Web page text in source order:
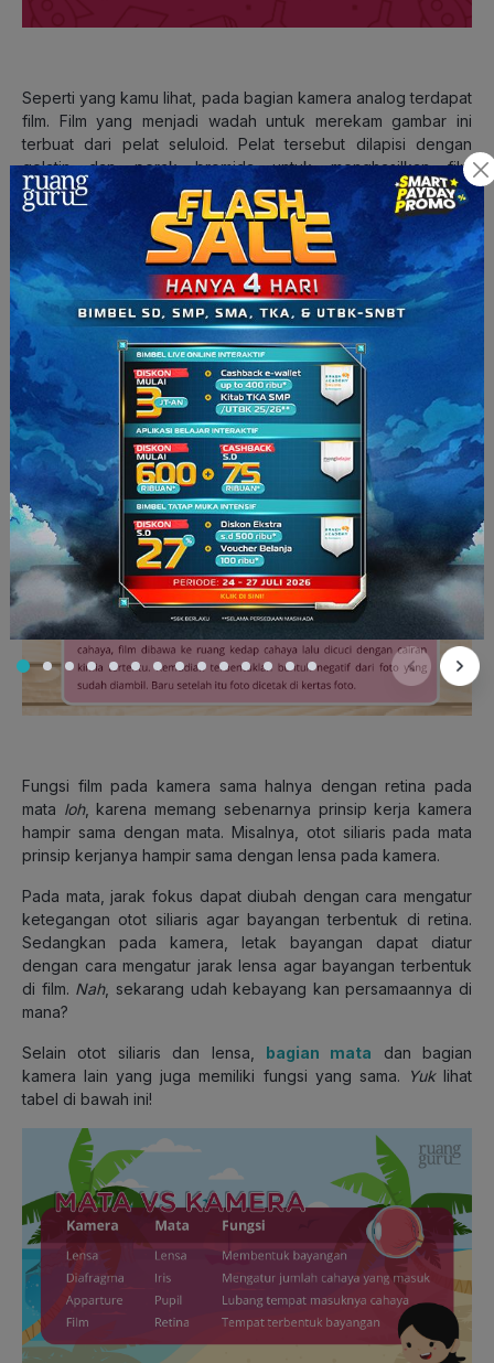
Seperti yang kamu lihat, pada bagian kamera analog terdapat
film. Film yang menjadi wadah untuk merekam gambar ini
terbuat dari pelat seluloid. Pelat tersebut dilapisi dengan
gelatin dan perak bromida untuk menghasilkan film
negatifnya.
Baca Juga:
Kenali Bagian-Bagian Mikroskop & Cara
Menggunakannya, Yuk!
Film negatif tersebut dipakai untuk menghasilkan hasil positif
atau foto asli dengan cara ‘dicuci’. Kamu pasti tidak asing kan
dengan kata-kata “cuci foto”? Mencuci foto bukan berarti
mencuci dengan sabun seperti kita sehari-hari ya, tetapi plat
film tersebut dicuci dengan bahan kimia tertentu.
Fungsi film pada kamera sama halnya dengan retina pada
mata loh, karena memang sebenarnya prinsip kerja kamera
hampir sama dengan mata. Misalnya, otot siliaris pada mata
prinsip kerjanya hampir sama dengan lensa pada kamera.
Pada mata, jarak fokus dapat diubah dengan cara mengatur
ketegangan otot siliaris agar bayangan terbentuk di retina.
Sedangkan pada kamera, letak bayangan dapat diatur
dengan cara mengatur jarak lensa agar bayangan terbentuk
di film. Nah, sekarang udah kebayang kan persamaannya di
mana?
Selain otot siliaris dan lensa, bagian mata dan bagian
kamera lain yang juga memiliki fungsi yang sama.
Yuklihat
tabel di bawah ini!